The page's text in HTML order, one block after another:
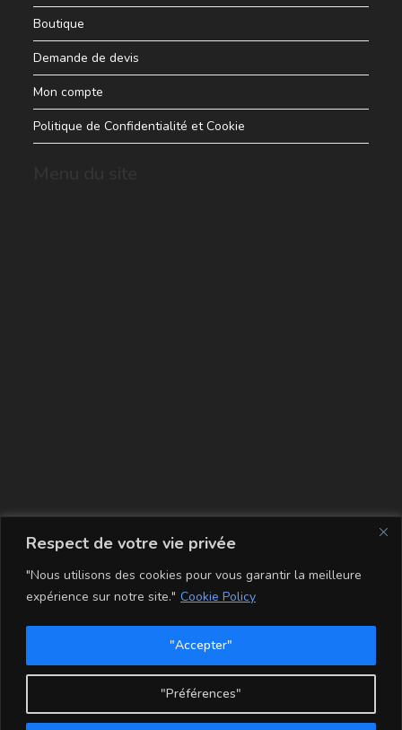
Respect de votre vie privée
"Nous utilisons des cookies pour vous garantir la meilleure
expérience sur notre site." Cookie Policy
"Préférences"
"Accepter"
Boutique
Demande de devis
Mon compte
Politique de Confidentialité et Cookie
La carte
Conditions Générales de Vente Mentions légales
Mon compte
Politique de Confidentialité et Cookie
Copyright - WordPress Theme by OceanWP